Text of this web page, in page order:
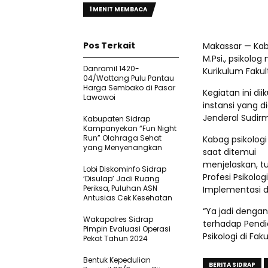
1 MENIT MEMBACA
Makassar —
M.Psi.,
Kurikulum
Kegiatan ini
instansi yang
Jenderal
Kabag psikologi
saat ditemui
menjelaskan,
Profesi
Implementasi
“Ya jadi
terhadap
Psikologi di
BERITA SIDRAP
Pos Terkait
Danramil 1420-
04/Wattang Pulu Pantau
Harga Sembako di Pasar
Lawawoi
Kabupaten Sidrap
Kampanyekan “Fun Night
Run” Olahraga Sehat
yang Menyenangkan
Lobi Diskominfo Sidrap
‘Disulap’ Jadi Ruang
Periksa, Puluhan ASN
Antusias Cek Kesehatan
Wakapolres Sidrap
Pimpin Evaluasi Operasi
Pekat Tahun 2024
Bentuk Kepedulian